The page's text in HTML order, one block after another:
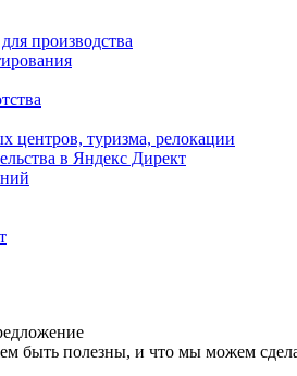
производства
центров, туризма, релокации
в Яндекс Директ
быть полезны, и что мы можем